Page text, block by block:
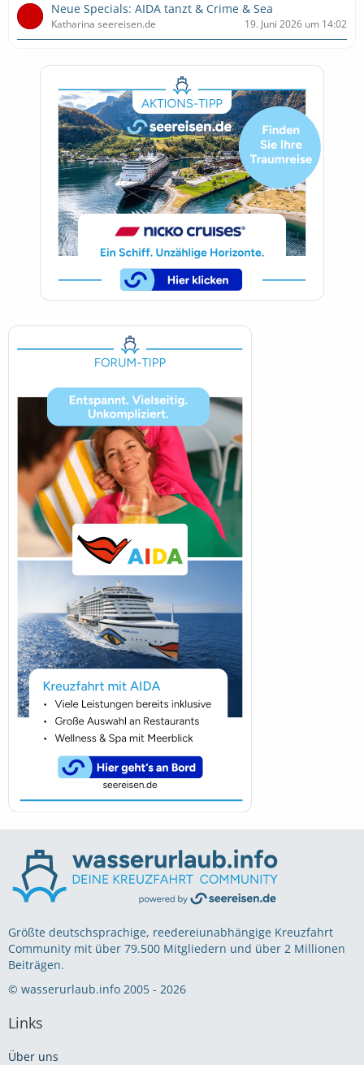
Neue Specials: AIDA tanzt & Crime & Sea
Katharina seereisen.de 19. Juni 2026 um 14:02
Größte deutschsprachige, reedereiunabhängige Kreuzfahrt
Community mit über 79.500 Mitgliedern und über 2 Millionen
Beiträgen.
© wasserurlaub.info 2005 - 2026
Links
Über uns